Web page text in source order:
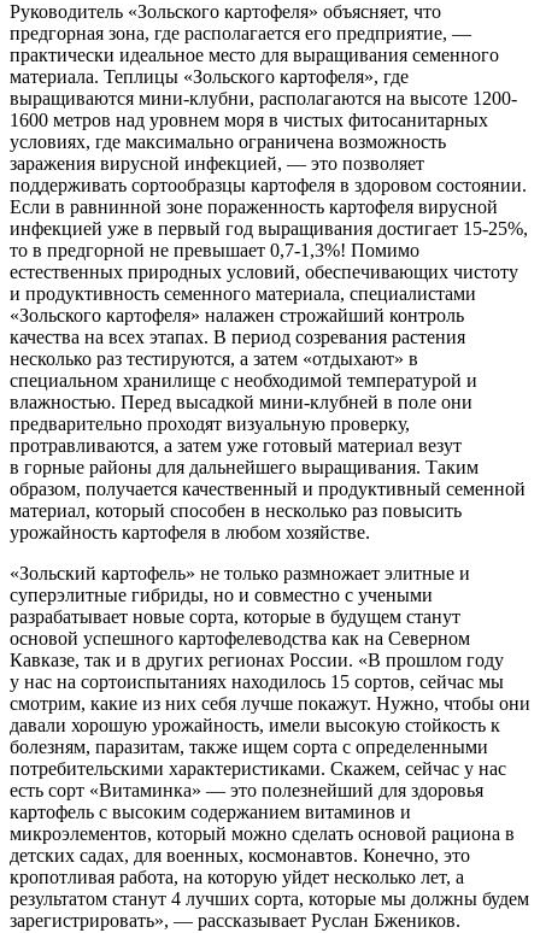
Руководитель «Зольского картофеля» объясняет, что
предгорная зона, где располагается его предприятие, —
практически идеальное место для выращивания семенного
материала. Теплицы «Зольского картофеля», где
выращиваются мини-клубни, располагаются на высоте 1200-
1600 метров над уровнем моря в чистых фитосанитарных
условиях, где максимально ограничена возможность
заражения вирусной инфекцией, — это позволяет
поддерживать сортообразцы картофеля в здоровом состоянии.
Если в равнинной зоне пораженность картофеля вирусной
инфекцией уже в первый год выращивания достигает 15-25%,
то в предгорной не превышает 0,7-1,3%! Помимо
естественных природных условий, обеспечивающих чистоту
и продуктивность семенного материала, специалистами
«Зольского картофеля» налажен строжайший контроль
качества на всех этапах. В период созревания растения
несколько раз тестируются, а затем «отдыхают» в
специальном хранилище с необходимой температурой и
влажностью. Перед высадкой мини-клубней в поле они
предварительно проходят визуальную проверку,
протравливаются, а затем уже готовый материал везут
в горные районы для дальнейшего выращивания. Таким
образом, получается качественный и продуктивный семенной
материал, который способен в несколько раз повысить
урожайность картофеля в любом хозяйстве.
«Зольский картофель» не только размножает элитные и
суперэлитные гибриды, но и совместно с учеными
разрабатывает новые сорта, которые в будущем станут
основой успешного картофелеводства как на Северном
Кавказе, так и в других регионах России. «В прошлом году
у нас на сортоиспытаниях находилось 15 сортов, сейчас мы
смотрим, какие из них себя лучше покажут. Нужно, чтобы они
давали хорошую урожайность, имели высокую стойкость к
болезням, паразитам, также ищем сорта с определенными
потребительскими характеристиками. Скажем, сейчас у нас
есть сорт «Витаминка» — это полезнейший для здоровья
картофель с высоким содержанием витаминов и
микроэлементов, который можно сделать основой рациона в
детских садах, для военных, космонавтов. Конечно, это
кропотливая работа, на которую уйдет несколько лет, а
результатом станут 4 лучших сорта, которые мы должны будем
зарегистрировать», — рассказывает Руслан Бжеников.